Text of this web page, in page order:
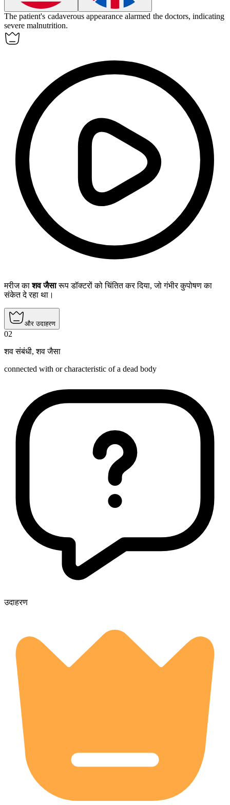
The patient's cadaverous appearance alarmed the doctors, indicating
severe malnutrition.
मरीज काशव जैसारूप डॉक्टरों को चिंतित कर दिया, जो गंभीर कुपोषण का
संकेत दे रहा था।
और उदाहरण
02
शव संबंधी,शव जैसा
connected with or characteristic of a dead body
उदाहरण